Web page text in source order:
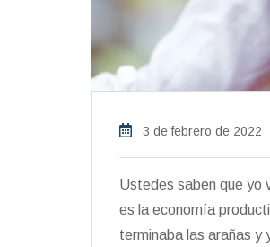
3 de febrero de 2022
Ustedes saben que yo
es la economía
terminaba las arañas y